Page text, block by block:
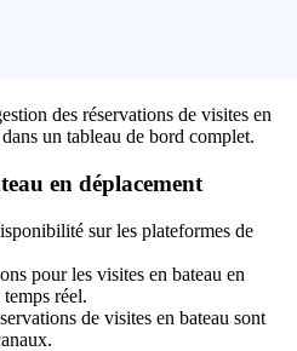
des réservations de visites en
un tableau de bord complet.
en déplacement
sur les plateformes de
pour les visites en bateau en
réel.
de visites en bateau sont